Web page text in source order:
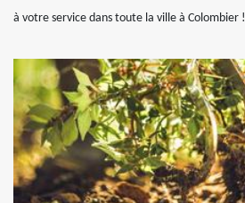
à votre service dans toute la ville à Colombier !